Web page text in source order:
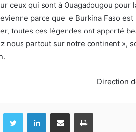
ceux qui sont à Ouagadougou
parce que le Burkina Faso
toutes ces légendes ont apporté
nous partout sur notre continent »,
Direction
Twitter LinkedinPartager par email Imprimer